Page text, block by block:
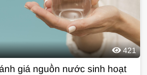
421
giá nguồn nước sinh hoạt